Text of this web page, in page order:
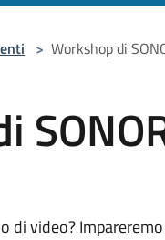
> Workshop di
di video?